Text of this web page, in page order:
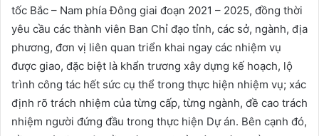
tốc Bắc – Nam phía Đông giai đoạn 2021 – 2025, đồng thời
yêu cầu các thành viên Ban Chỉ đạo tỉnh, các sở, ngành, địa
phương, đơn vị liên quan triển khai ngay các nhiệm vụ
được giao, đặc biệt là khẩn trương xây dựng kế hoạch, lộ
trình công tác hết sức cụ thể trong thực hiện nhiệm vụ; xác
định rõ trách nhiệm của từng cấp, từng ngành, đề cao trách
nhiệm người đứng đầu trong thực hiện Dự án. Bên cạnh đó,